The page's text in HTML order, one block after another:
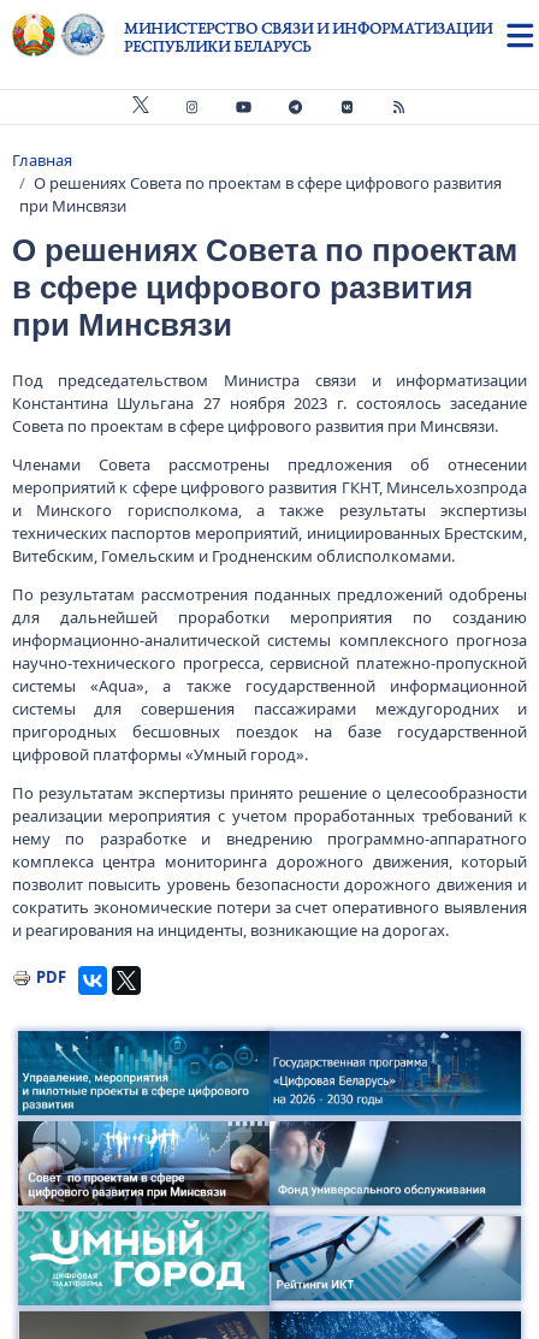
Перейти к основному содержанию
МИНИСТЕРСТВО СВЯЗИ И ИНФОРМАТИЗАЦИИ
РЕСПУБЛИКИ БЕЛАРУСЬ
Строка навигации
Главная
О решениях Совета по проектам в сфере цифрового развития
при Минсвязи
О решениях Совета по проектам
в сфере цифрового развития
при Минсвязи
Под председательством Министра связи и информатизации
Константина Шульгана 27 ноября 2023 г. состоялось заседание
Совета по проектам в сфере цифрового развития при Минсвязи.
Членами Совета рассмотрены предложения об отнесении
мероприятий к сфере цифрового развития ГКНТ, Минсельхозпрода
и Минского горисполкома, а также результаты экспертизы
технических паспортов мероприятий, инициированных Брестским,
Витебским, Гомельским и Гродненским облисполкомами.
По результатам рассмотрения поданных предложений одобрены
для дальнейшей проработки мероприятия по созданию
информационно-аналитической системы комплексного прогноза
научно-технического прогресса, сервисной платежно-пропускной
системы «Aqua», а также государственной информационной
системы для совершения пассажирами междугородних и
пригородных бесшовных поездок на базе государственной
цифровой платформы «Умный город».
По результатам экспертизы принято решение о целесообразности
реализации мероприятия с учетом проработанных требований к
нему по разработке и внедрению программно-аппаратного
комплекса центра мониторинга дорожного движения, который
позволит повысить уровень безопасности дорожного движения и
сократить экономические потери за счет оперативного выявления
и реагирования на инциденты, возникающие на дорогах.
PDF